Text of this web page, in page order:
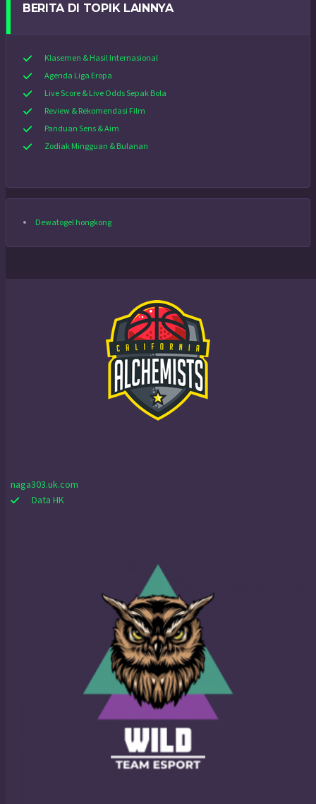
BERITA DI TOPIK LAINNYA
Klasemen & Hasil Internasional
Agenda Liga Eropa
Live Score & Live Odds Sepak Bola
Review & Rekomendasi Film
Panduan Sens & Aim
Zodiak Mingguan & Bulanan
Dewatogel hongkong
naga303.uk.com
Data HK